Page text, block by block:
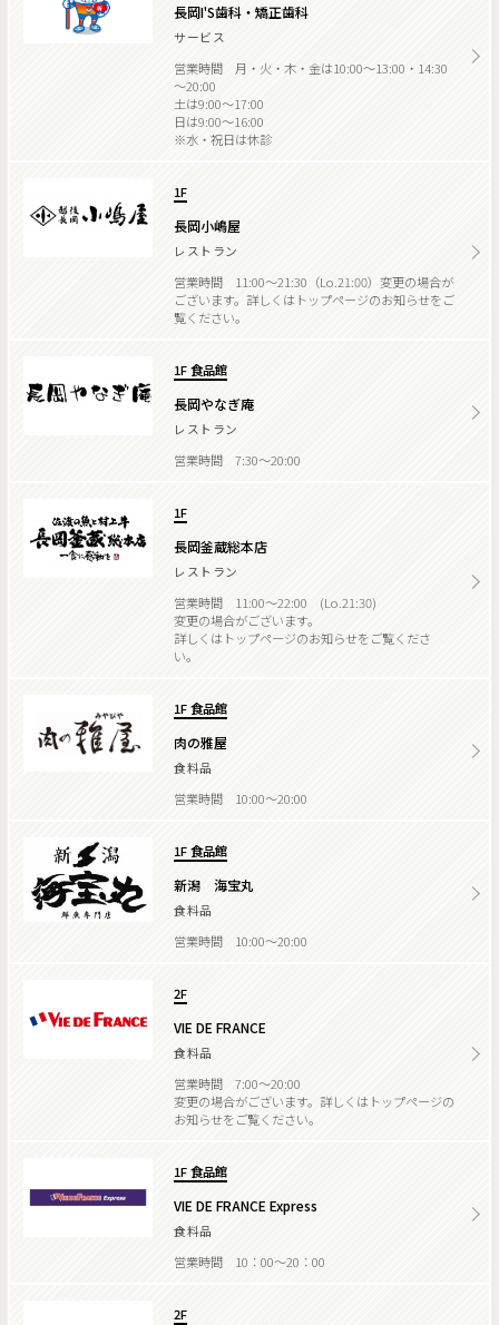
長岡I'S歯科・矯正歯科
サービス
営業時間 月・火・木・金は10:00～13:00・14:30
～20:00
土は9:00～17:00
日は9:00～16:00
※水・祝日は休診
1F
長岡小嶋屋
レストラン
営業時間 11:00～21:30（Lo.21:00）変更の場合が
ございます。詳しくはトップページのお知らせをご
覧ください。
1F 食品館
長岡やなぎ庵
レストラン
営業時間 7:30～20:00
1F
長岡釜蔵総本店
レストラン
営業時間 11:00～22:00 (Lo.21:30)
変更の場合がございます。
詳しくはトップページのお知らせをご覧くださ
い。
1F 食品館
肉の雅屋
食料品
営業時間 10:00～20:00
1F 食品館
新潟 海宝丸
食料品
営業時間 10:00～20:00
2F
VIE DE FRANCE
食料品
営業時間 7:00～20:00
変更の場合がございます。詳しくはトップページの
お知らせをご覧ください。
1F 食品館
VIE DE FRANCE Express
食料品
営業時間 10：00～20：00
2F